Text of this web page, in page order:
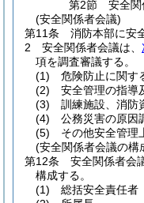
第2節
安全
(安全関係者会議)
第11条
消防本部に安
2
安全関係者会議は、
項を調査審議する。
(1)
危険防止に関す
(2)
安全管理の指導
(3)
訓練施設、消防
(4)
公務災害の原因
(5)
その他安全管理
(安全関係者会議の構
第12条
安全関係者会
構成する。
(1)
総括安全責任者